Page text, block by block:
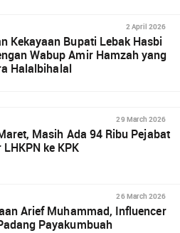
2 April 2026
Kekayaan Bupati Lebak Hasbi
Wabup Amir Hamzah yang
Halalbihalal
29 March 2026
Masih Ada 94 Ribu Pejabat
ke KPK
26 March 2026
Arief Muhammad, Influencer
Payakumbuah